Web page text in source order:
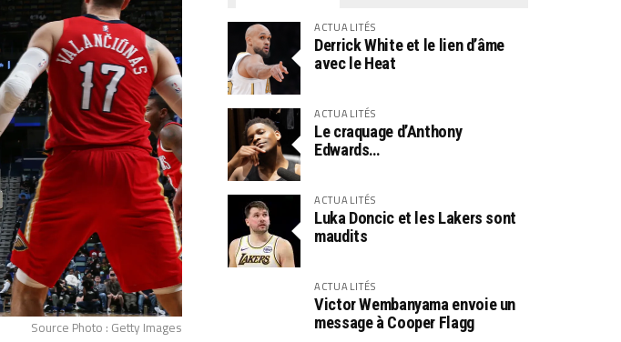
Source Photo : Getty Images
ACTUALITÉS
Derrick White et le lien d’âme
avec le Heat
ACTUALITÉS
Le craquage d’Anthony
Edwards…
ACTUALITÉS
Luka Doncic et les Lakers sont
maudits
ACTUALITÉS
Victor Wembanyama envoie un
message à Cooper Flagg